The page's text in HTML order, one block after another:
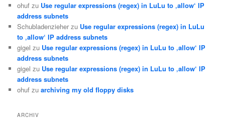
ohuf zu Use regular expressions (regex) in LuLu to ‚allow‘ IP
address subnets
Schubladenzieher zu Use regular expressions (regex) in LuLu
to ‚allow‘ IP address subnets
gigel zu Use regular expressions (regex) in LuLu to ‚allow‘ IP
address subnets
gigel zu Use regular expressions (regex) in LuLu to ‚allow‘ IP
address subnets
ohuf zuarchiving my old floppy disks
ARCHIV